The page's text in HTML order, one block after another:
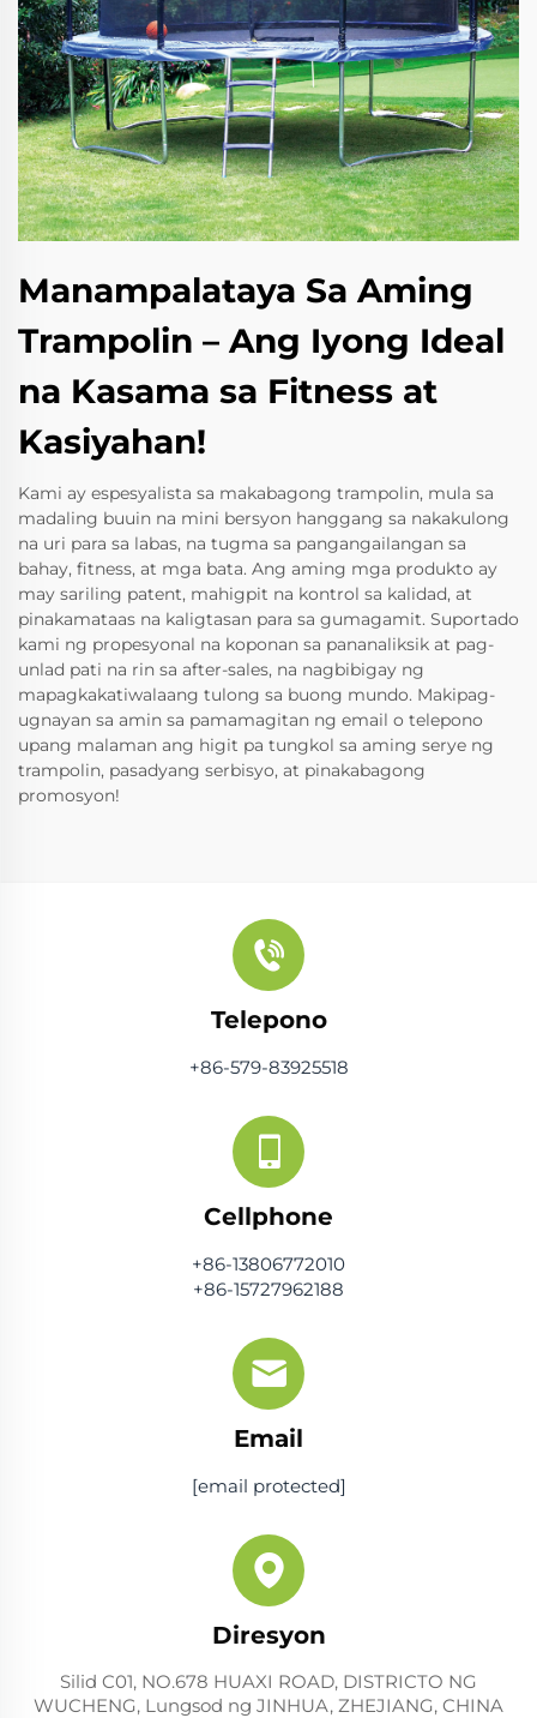
Manampalataya Sa Aming
Trampolin – Ang Iyong Ideal
na Kasama sa Fitness at
Kasiyahan!
Kami ay espesyalista sa makabagong trampolin, mula sa
madaling buuin na mini bersyon hanggang sa nakakulong
na uri para sa labas, na tugma sa pangangailangan sa
bahay, fitness, at mga bata. Ang aming mga produkto ay
may sariling patent, mahigpit na kontrol sa kalidad, at
pinakamataas na kaligtasan para sa gumagamit. Suportado
kami ng propesyonal na koponan sa pananaliksik at pag-
unlad pati na rin sa after-sales, na nagbibigay ng
mapagkakatiwalaang tulong sa buong mundo. Makipag-
ugnayan sa amin sa pamamagitan ng email o telepono
upang malaman ang higit pa tungkol sa aming serye ng
trampolin, pasadyang serbisyo, at pinakabagong
promosyon!
Telepono
+86-579-83925518
Cellphone
+86-13806772010
+86-15727962188
Email
[email protected]
Diresyon
Silid C01, NO.678 HUAXI ROAD, DISTRICTO NG
WUCHENG, Lungsod ng JINHUA, ZHEJIANG, CHINA